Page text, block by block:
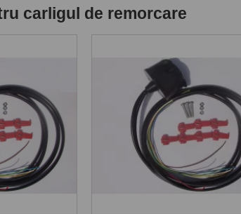
carligul de remorcare